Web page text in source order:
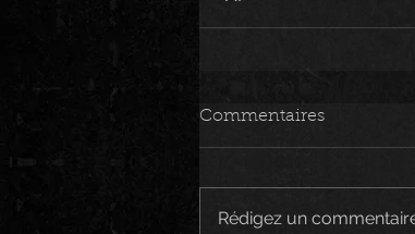
Commentaires
Rédigez un